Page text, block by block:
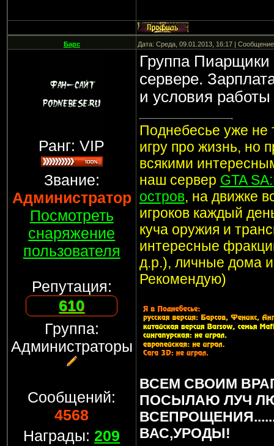
Барс Дата: Среда, 09.01.2013, 16:17 |
Ранг: VIP
Звание:
Администратор
Посмотреть
снаряжение
пользователя
Репутация:
610
Группа:
Администраторы
Сообщений:
4568
Награды:209
Группа
сервере.
и условия
Поднебесье уже не
игру про жизнь, но
всякими
наш сервер GTA
остров, на движке
игроков каждый
куча оружия и
интересные
д.р.), личные дома
Рекомендую)
ВСЕМ СВОИМ
ПОСЫЛАЮ ЛУЧ
ВАС,УРОДЫ!